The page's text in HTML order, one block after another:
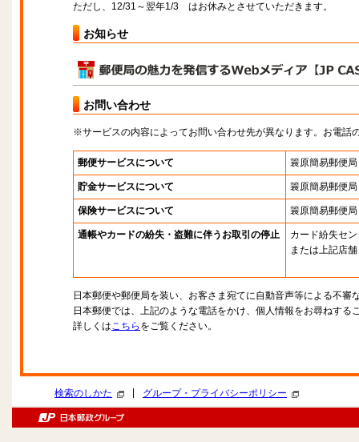
ただし、12/31～翌年1/3 はお休みとさせていただきます。
お知らせ
お問い合わせ
※サービスの内容によってお問い合わせ先が異なります。お電話
郵便サービスについて 簑原簡易郵便局
貯金サービスについて 簑原簡易郵便局
保険サービスについて 簑原簡易郵便局
通帳やカードの紛失・盗難に伴うお取引の停止
カード紛失セ
または上記店舗
日本郵便や郵便局を装い、お客さま宛てに自動音声等による不審
日本郵便では、上記のような電話をかけ、個人情報をお尋ねする
詳しくはこちら をご覧ください。
検索のしかた グループ・プライバシーポリシー